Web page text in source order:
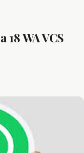
WA VCS